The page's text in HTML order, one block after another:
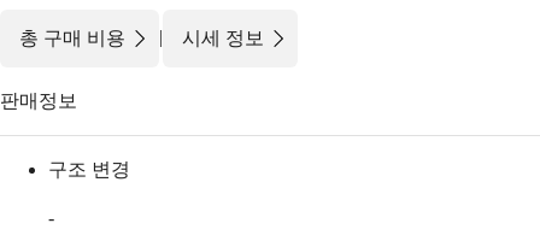
총 구매 비용 | 시세 정보
판매정보
구조 변경
-